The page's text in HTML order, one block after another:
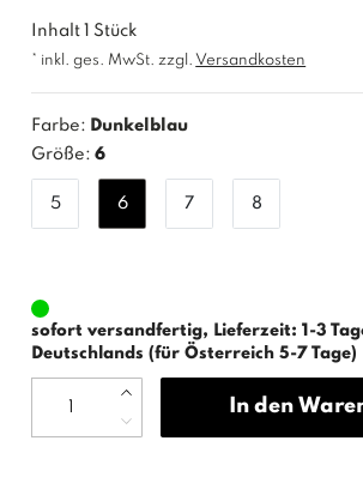
Inhalt1Stück
* inkl. ges. MwSt. zzgl. Versandkosten
Farbe: Dunkelblau
Größe: 6
5 6 7 8
sofort versandfertig, Lieferzeit: 1-3
Deutschlands (für Österreich 5-7 Tage)
In den